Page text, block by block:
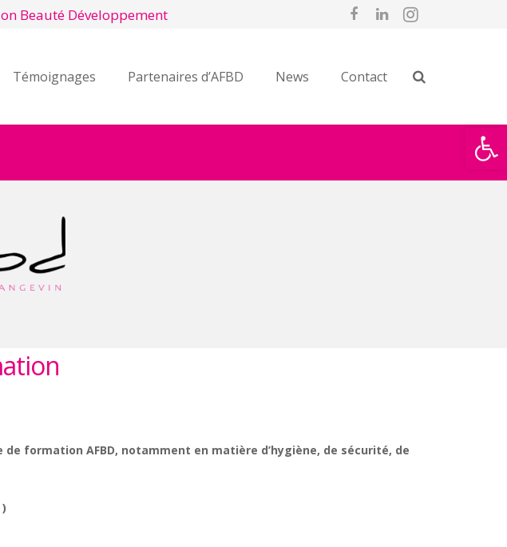
Ouvrir
Beauté Développement
Témoignages Partenaires d’AFBD News Contact
formation AFBD, notamment en matière d’hygiène, de sécurité, de